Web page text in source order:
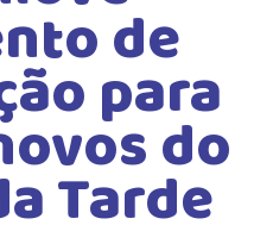
de
para
do
Tarde